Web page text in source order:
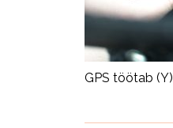
GPS töötab (Y)